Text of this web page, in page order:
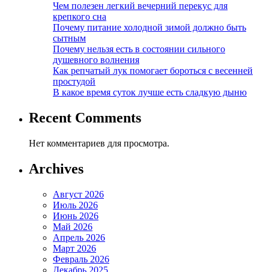
Чем полезен легкий вечерний перекус для
крепкого сна
Почему питание холодной зимой должно быть
сытным
Почему нельзя есть в состоянии сильного
душевного волнения
Как репчатый лук помогает бороться с весенней
простудой
В какое время суток лучше есть сладкую дыню
Recent Comments
Нет комментариев для просмотра.
Archives
Август 2026
Июль 2026
Июнь 2026
Май 2026
Апрель 2026
Март 2026
Февраль 2026
Декабрь 2025